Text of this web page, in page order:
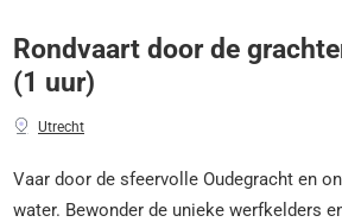
Rondvaart door de
(1 uur)
Utrecht
Vaar door de sfeervolle Oudegracht en
water. Bewonder de unieke werfkelders